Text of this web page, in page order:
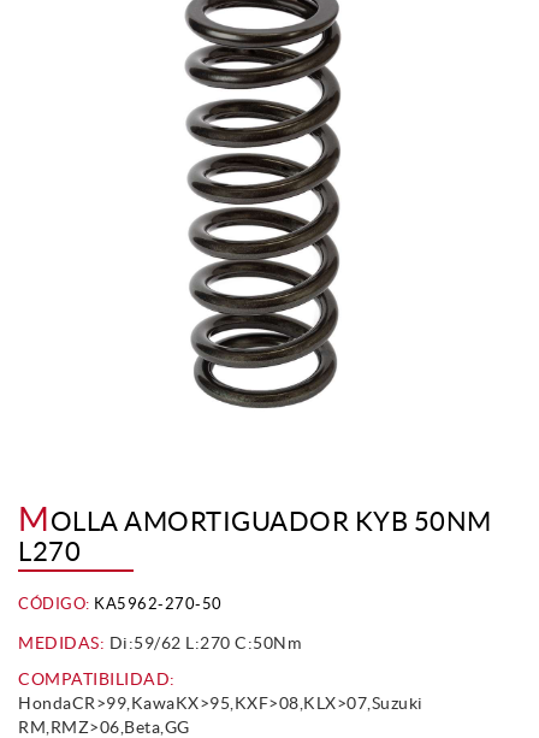
MOLLA AMORTIGUADOR KYB 50NM
L270
CÓDIGO: KA5962-270-50
MEDIDAS: Di:59/62 L:270 C:50Nm
COMPATIBILIDAD:
HondaCR>99,KawaKX>95,KXF>08,KLX>07,Suzuki
RM,RMZ>06,Beta,GG